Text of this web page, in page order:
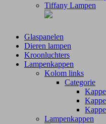
Tiffany Lampen
Glaspanelen
Dieren lampen
Kroonluchters
Lampenkappen
Kolom links
Categorie
Lampenkappen